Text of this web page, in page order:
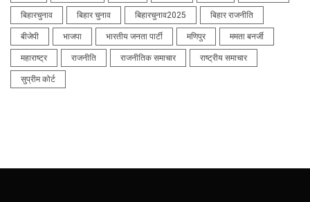
बिहारचुनाव बिहार चुनाव बिहारचुनाव2025 बिहार राजनीति
बीजेपी भाजपा भारतीय जनता पार्टी मणिपुर ममता बनर्जी
महाराष्ट्र राजनीति राजनीतिक समाचार राष्ट्रीय समाचार
सुप्रीम कोर्ट